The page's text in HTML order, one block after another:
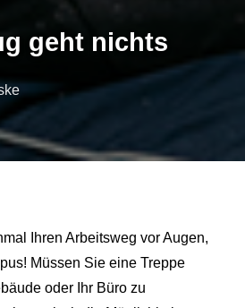
geht nichts
Ihren Arbeitsweg vor Augen,
Müssen Sie eine Treppe
oder Ihr Büro zu